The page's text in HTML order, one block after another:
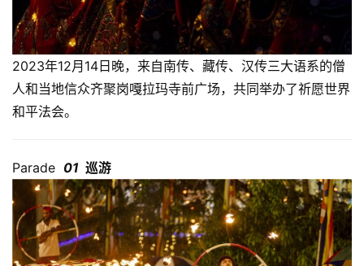
2023年12月14日晚，来自南传、藏传、汉传三大语系的僧
人和当地信众齐聚岗嘎拉玛寺前广场，共同举办了祈愿世界
和平法会。
Parade 01 巡游